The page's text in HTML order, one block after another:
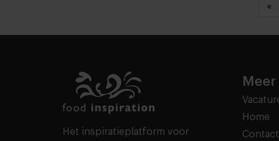
«
Het inspiratieplatform voor
Home
Contact